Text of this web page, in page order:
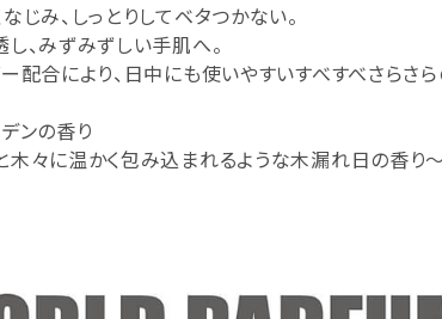
じみ、しっとりしてベタつかない。
、みずみずしい手肌へ。
配合により、日中にも使いやすいすべすべさらさら
ンの香り
々に温かく包み込まれるような木漏れ日の香り～